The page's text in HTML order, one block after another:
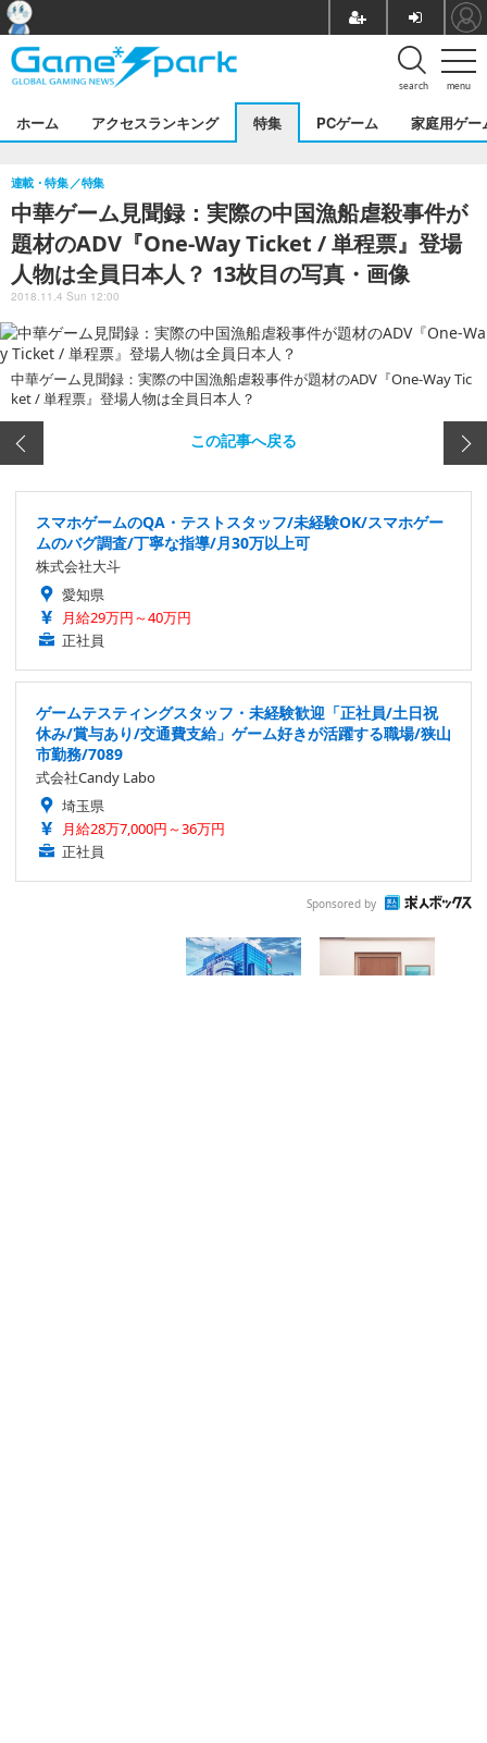
menu
search
ホーム アクセスランキング 特集 PCゲーム 家庭用ゲー
中華ゲーム見聞録：実際の中国漁船虐殺事件が
題材のADV『One-Way Ticket / 単程票』登場
人物は全員日本人？ 13枚目の写真・画像
連載・特集 特集
2018.11.4 Sun 12:00
中華ゲーム見聞録：実際の中国漁船虐殺事件が題材のADV『One-Way Tic
ket / 単程票』登場人物は全員日本人？
この記事へ戻る
スマホゲームのQA・テストスタッフ/未経験OK/スマホゲー
ムのバグ調査/丁寧な指導/月30万以上可
株式会社大斗
愛知県
月給29万円～40万円
正社員
ゲームテスティングスタッフ・未経験歓迎「正社員/土日祝
休み/賞与あり/交通費支給」ゲーム好きが活躍する職場/狭山
市勤務/7089
式会社Candy Labo
埼玉県
月給28万7,000円～36万円
正社員
Sponsored by